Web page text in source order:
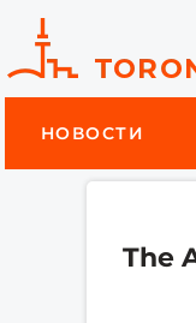
НОВОСТИ
The